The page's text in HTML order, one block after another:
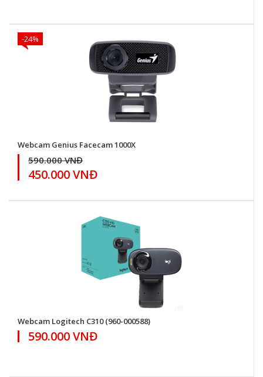
-24%
Webcam Genius Facecam 1000X
590.000 VNĐ
450.000 VNĐ
Webcam Logitech C310 (960-000588)
590.000 VNĐ